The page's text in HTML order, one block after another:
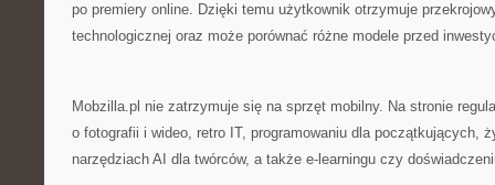
po premiery online. Dzięki temu użytkownik otrzymuje
technologicznej oraz może porównać różne modele przed
Mobzilla.pl nie zatrzymuje się na sprzęt mobilny. Na stronie
o fotografii i wideo, retro IT, programowaniu dla początkujących,
narzędziach AI dla twórców, a także e-learningu czy